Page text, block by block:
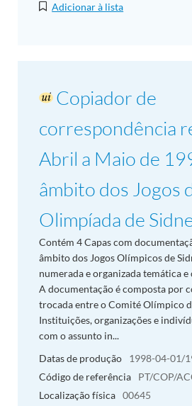
Adicionar à lista
Copiador de
correspondência
Abril a Maio de
âmbito dos Jogos
Olimpíada de
Contém 4 Capas com
âmbito dos Jogos Olímpicos de
numerada e organizada temática
A documentação é composta por
trocada entre o Comité Olímpico
Instituições, organizações e
com o assunto in...
Datas de produção
1998-04-01/
Código de referência
PT/COP/
Localização física 00645